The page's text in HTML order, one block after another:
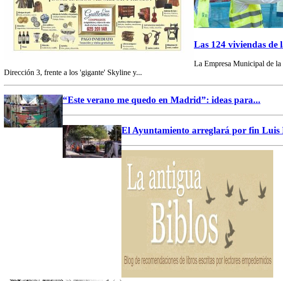
Las 124 viviendas de
La Empresa Municipal de
Dirección 3, frente a los 'gigante' Skyline y...
“Este verano me quedo en Madrid”: ideas para...
El Ayuntamiento arreglará por fin Luis